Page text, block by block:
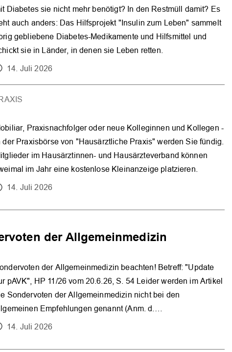
Diabetes sie nicht mehr benötigt? In den Restmüll damit? Es
auch anders: Das Hilfsprojekt "Insulin zum Leben" sammelt
gebliebene Diabetes-Medikamente und Hilfsmittel und
sie in Länder, in denen sie Leben retten.
14. Juli 2026
Praxisnachfolger oder neue Kolleginnen und Kollegen -
der Praxisbörse von "Hausärztliche Praxis" werden Sie fündig.
im Hausärztinnen- und Hausärzteverband können
im Jahr eine kostenlose Kleinanzeige platzieren.
14. Juli 2026
der Allgemeinmedizin
der Allgemeinmedizin beachten! Betreff: "Update
pAVK", HP 11/26 vom 20.6.26, S. 54 Leider werden im Artikel
Sondervoten der Allgemeinmedizin nicht bei den
Empfehlungen genannt (Anm. d.…
14. Juli 2026